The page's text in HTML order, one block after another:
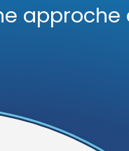
approche